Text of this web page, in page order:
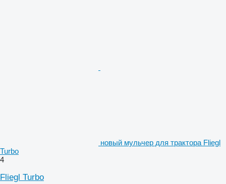
новый мульчер для трактора Fliegl
Turbo
4
Fliegl Turbo